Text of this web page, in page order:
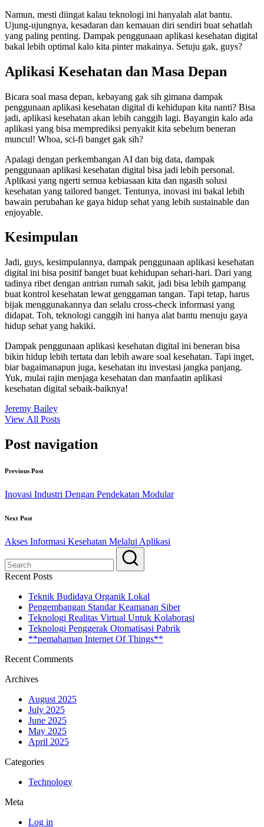
Namun, mesti diingat kalau teknologi ini hanyalah alat bantu.
Ujung-ujungnya, kesadaran dan kemauan diri sendiri buat sehatlah
yang paling penting. Dampak penggunaan aplikasi kesehatan digital
bakal lebih optimal kalo kita pinter makainya. Setuju gak, guys?
Aplikasi Kesehatan dan Masa Depan
Bicara soal masa depan, kebayang gak sih gimana dampak
penggunaan aplikasi kesehatan digital di kehidupan kita nanti? Bisa
jadi, aplikasi kesehatan akan lebih canggih lagi. Bayangin kalo ada
aplikasi yang bisa memprediksi penyakit kita sebelum beneran
muncul! Whoa, sci-fi banget gak sih?
Apalagi dengan perkembangan AI dan big data, dampak
penggunaan aplikasi kesehatan digital bisa jadi lebih personal.
Aplikasi yang ngerti semua kebiasaan kita dan ngasih solusi
kesehatan yang tailored banget. Tentunya, inovasi ini bakal lebih
bawain perubahan ke gaya hidup sehat yang lebih sustainable dan
enjoyable.
Kesimpulan
Jadi, guys, kesimpulannya, dampak penggunaan aplikasi kesehatan
digital ini bisa positif banget buat kehidupan sehari-hari. Dari yang
tadinya ribet dengan antrian rumah sakit, jadi bisa lebih gampang
buat kontrol kesehatan lewat genggaman tangan. Tapi tetap, harus
bijak menggunakannya dan selalu cross-check informasi yang
didapat. Toh, teknologi canggih ini hanya alat bantu menuju gaya
hidup sehat yang hakiki.
Dampak penggunaan aplikasi kesehatan digital ini beneran bisa
bikin hidup lebih tertata dan lebih aware soal kesehatan. Tapi inget,
biar bagaimanapun juga, kesehatan itu investasi jangka panjang.
Yuk, mulai rajin menjaga kesehatan dan manfaatin aplikasi
kesehatan digital sebaik-baiknya!
Jeremy Bailey
View All Posts
Post navigation
Previous Post
Inovasi Industri Dengan Pendekatan Modular
Next Post
Akses Informasi Kesehatan Melalui Aplikasi
Recent Posts
Teknik Budidaya Organik Lokal
Pengembangan Standar Keamanan Siber
Teknologi Realitas Virtual Untuk Kolaborasi
Teknologi Penggerak Otomatisasi Pabrik
**pemahaman Internet Of Things**
Recent Comments
Archives
August 2025
July 2025
June 2025
May 2025
April 2025
Categories
Technology
Meta
Log in